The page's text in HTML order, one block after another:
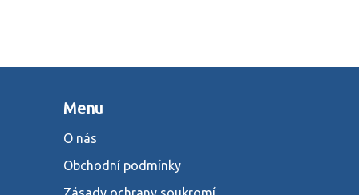
Menu
O nás
Obchodní podmínky